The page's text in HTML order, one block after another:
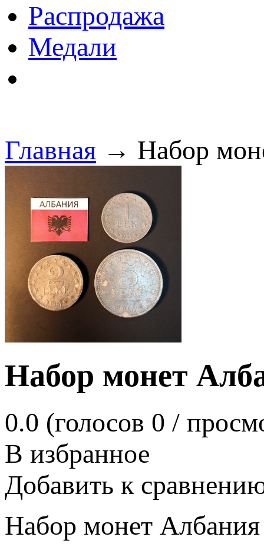
Распродажа
Медали
Главная → Набор
Набор монет
0.0 (голосов 0 /
В избранное
Добавить к
Набор монет Албания